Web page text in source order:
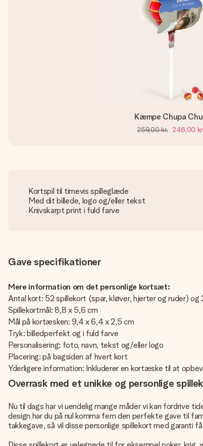
Kæmpe Chupa
259,00 kr. 246,00
Kortspil til timevis spilleglæde
Med dit billede, logo og/eller tekst
Knivskarpt print i fuld farve
Gave specifikationer
Mere information om det personlige kortsæt:
Antal kort: 52 spillekort (spar, kløver, hjerter og ruder) og
Spillekortmål: 8,8 x 5,6 cm
Mål på kortæsken: 9,4 x 6,4 x 2,5 cm
Tryk: billedperfekt og i fuld farve
Personalisering: foto, navn, tekst og/eller logo
Placering: på bagsiden af hvert kort
Yderligere information: Inkluderer en kortæske til at
Overrask med et unikke og personlige
Nu til dags har vi uendelig mange måder vi kan fordrive
design har du på nul komma fem den perfekte gave til
takkegave, så vil disse personlige spillekort med